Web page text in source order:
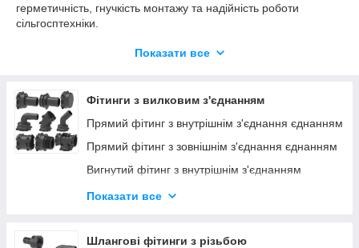
герметичність, гнучкість монтажу та надійність роботи
сільгосптехніки.
Переваги якісних фітингів
стійкі до корозії та агресивних хімікатів ЗЗР. Вони зменшують
втрати тиску в системі, запобігаючи протіканню та поломкам.​
Забезпечують швидкий монтаж без інструментів.
Подовжують термін служби шлангів.
Типи з'єднувальних елементів
Патрубки бувають гумовыми чи пластиковими, муфти —
(1/2"–2").​
Показати все
Фітинги з вилковим з'єднанням
Прямий фітинг з внутрішнім з'єднання єднанням
Прямий фітинг з зовнішнім з'єднання єднанням
Вигнутий фітинг з внутрішнім з'єднанням
Вигнутий фітинг з зовнішнім з'єднання єднанням
Показати все
Шлангові фітинги з різьбою